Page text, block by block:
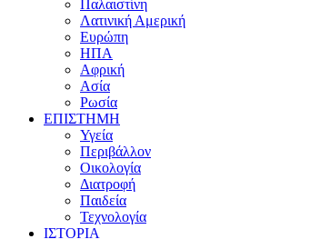
Παλαιστίνη
Λατινική Αμερική
Ευρώπη
ΗΠΑ
Αφρική
Ασία
Ρωσία
ΕΠΙΣΤΗΜΗ
Υγεία
Περιβάλλον
Οικολογία
Διατροφή
Παιδεία
Τεχνολογία
ΙΣΤΟΡΙΑ